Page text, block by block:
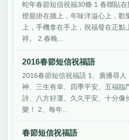
蛇年春節短信祝福30條 1.春聯貼在
燈籠掛在牆上，年味洋溢心上，歡
上，手機拿在手上，祝福發在正點
祥。 2.春晚...
2016春節短信祝福語
2016春節短信祝福語 1、廣播尋
神、三生有幸、四季平安、五福臨
詩、八方好運、久久平安、十分像
樂！ 2、每年...
春節短信祝福語